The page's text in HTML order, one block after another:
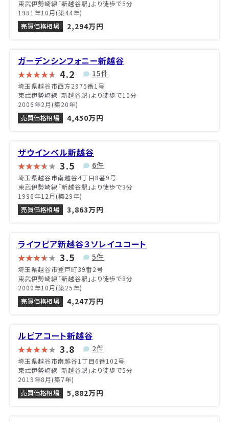
東武伊勢崎線「新越谷駅」より徒歩で5分
1981年10月(築44年)
売買価格相場
2,294万円
ガーデンシンフォニー新越谷
4.2 15件
埼玉県越谷市西方2975番1号
東武伊勢崎線「新越谷駅」より徒歩で10分
2006年2月(築20年)
売買価格相場
4,450万円
ザウインベル新越谷
3.5 6件
埼玉県越谷市南越谷4丁目8番9号
東武伊勢崎線「新越谷駅」より徒歩で3分
1996年12月(築29年)
売買価格相場
3,863万円
ライフピア新越谷３ソレイユコート
3.5 5件
埼玉県越谷市登戸町39番2号
東武伊勢崎線「新越谷駅」より徒歩で8分
2000年10月(築25年)
売買価格相場
4,247万円
ルピアコート新越谷
3.8 2件
埼玉県越谷市南越谷1丁目6番102号
東武伊勢崎線「新越谷駅」より徒歩で5分
2019年8月(築7年)
売買価格相場
5,882万円